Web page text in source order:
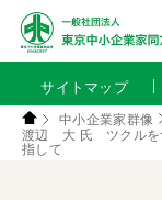
サイトマップ
中小企業家群像
渡辺 大 氏 ツクルを
指して